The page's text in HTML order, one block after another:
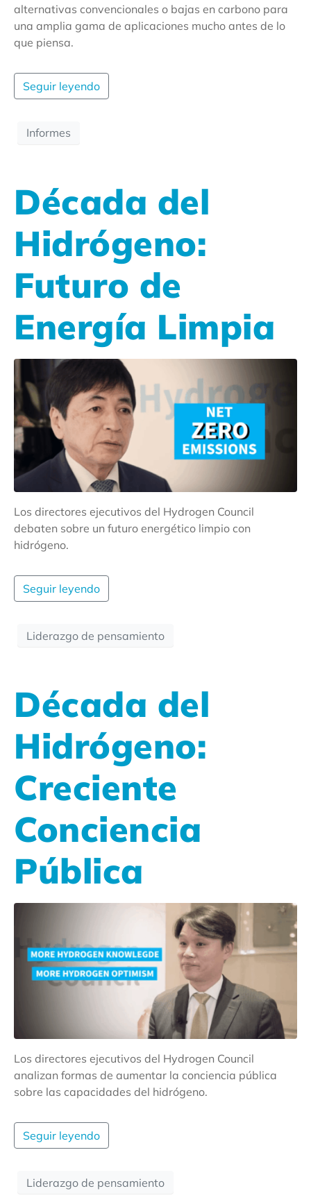
alternativas convencionales o bajas en carbono para
una amplia gama de aplicaciones mucho antes de lo
que piensa.
Seguir leyendo
Informes
Década del
Hidrógeno:
Futuro de
Energía Limpia
Los directores ejecutivos del Hydrogen Council
debaten sobre un futuro energético limpio con
hidrógeno.
Seguir leyendo
Liderazgo de pensamiento
Década del
Hidrógeno:
Creciente
Conciencia
Pública
Los directores ejecutivos del Hydrogen Council
analizan formas de aumentar la conciencia pública
sobre las capacidades del hidrógeno.
Seguir leyendo
Liderazgo de pensamiento